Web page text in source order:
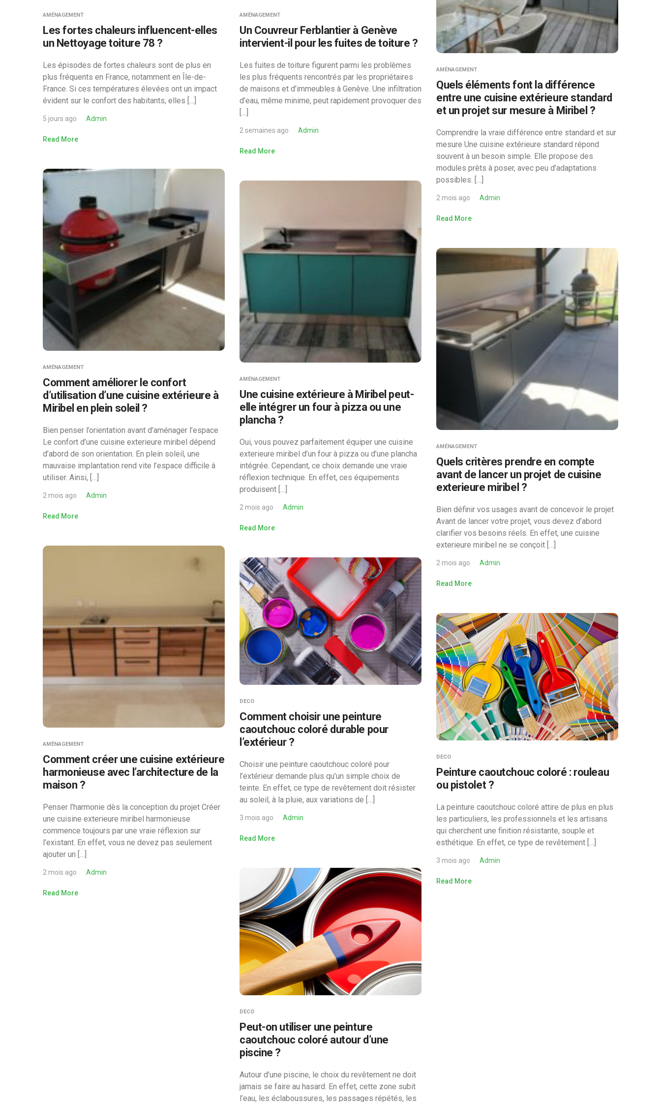
AMÉNAGEMENT
Les fortes chaleurs influencent-elles
un Nettoyage toiture 78 ?
Les épisodes de fortes chaleurs sont de plus en
plus fréquents en France, notamment en Île-de-
France. Si ces températures élevées ont un impact
évident sur le confort des habitants, elles […]
5 jours ago Admin
Read More
AMÉNAGEMENT
Un Couvreur Ferblantier à Genève
intervient-il pour les fuites de toiture ?
Les fuites de toiture figurent parmi les problèmes
les plus fréquents rencontrés par les propriétaires
de maisons et d’immeubles à Genève. Une infiltration
d’eau, même minime, peut rapidement provoquer des
[…]
2 semaines ago Admin
Read More
AMÉNAGEMENT
Quels éléments font la différence
entre une cuisine extérieure standard
et un projet sur mesure à Miribel ?
Comprendre la vraie différence entre standard et sur
mesure Une cuisine extérieure standard répond
souvent à un besoin simple. Elle propose des
modules prêts à poser, avec peu d’adaptations
possibles. […]
2 mois ago Admin
Read More
AMÉNAGEMENT
Comment améliorer le confort
d’utilisation d’une cuisine extérieure à
Miribel en plein soleil ?
Bien penser l’orientation avant d’aménager l’espace
Le confort d’une cuisine exterieure miribel dépend
d’abord de son orientation. En plein soleil, une
mauvaise implantation rend vite l’espace difficile à
utiliser. Ainsi, […]
2 mois ago Admin
Read More
AMÉNAGEMENT
Une cuisine extérieure à Miribel peut-
elle intégrer un four à pizza ou une
plancha ?
Oui, vous pouvez parfaitement équiper une cuisine
exterieure miribel d’un four à pizza ou d’une plancha
intégrée. Cependant, ce choix demande une vraie
réflexion technique. En effet, ces équipements
produisent […]
2 mois ago Admin
Read More
AMÉNAGEMENT
Quels critères prendre en compte
avant de lancer un projet de cuisine
exterieure miribel ?
Bien définir vos usages avant de concevoir le projet
Avant de lancer votre projet, vous devez d’abord
clarifier vos besoins réels. En effet, une cuisine
exterieure miribel ne se conçoit […]
2 mois ago Admin
Read More
AMÉNAGEMENT
Comment créer une cuisine extérieure
harmonieuse avec l’architecture de la
maison ?
Penser l’harmonie dès la conception du projet Créer
une cuisine exterieure miribel harmonieuse
commence toujours par une vraie réflexion sur
l’existant. En effet, vous ne devez pas seulement
ajouter un […]
2 mois ago Admin
Read More
DECO
Comment choisir une peinture
caoutchouc coloré durable pour
l’extérieur ?
Choisir une peinture caoutchouc coloré pour
l’extérieur demande plus qu’un simple choix de
teinte. En effet, ce type de revêtement doit résister
au soleil, à la pluie, aux variations de […]
3 mois ago Admin
Read More
DECO
Peinture caoutchouc coloré : rouleau
ou pistolet ?
La peinture caoutchouc coloré attire de plus en plus
les particuliers, les professionnels et les artisans
qui cherchent une finition résistante, souple et
esthétique. En effet, ce type de revêtement […]
3 mois ago Admin
Read More
DECO
Peut-on utiliser une peinture
caoutchouc coloré autour d’une
piscine ?
Autour d’une piscine, le choix du revêtement ne doit
jamais se faire au hasard. En effet, cette zone subit
l’eau, les éclaboussures, les passages répétés, les